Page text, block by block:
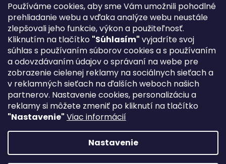
Používáme cookies, aby sme Vám umožnili pohodlné
prehliadanie webu a vďaka analýze webu neustále
zlepšovali jeho funkcie, výkon a použiteľnosť.
Kliknutím na tlačítko "Súhlasím" vyjadríte svoj
súhlas s používaním súborov cookies a s používaním
a odovzdávaním údajov o správaní na webe pre
zobrazenie cielenej reklamy na sociálnych sieťach a
v reklamných sieťach na ďalších weboch našich
partnerov. Nastavenie cookies, personalizáciu a
reklamy si môžete zmeniť po kliknutí na tlačítko
"Nastavenie" Viac informácií
Nastavenie
Vrátenie tovaru - odstúpenie od zmluvy
Ochrana osobných údajov
Súbory cookies
Formuláre na stiahnutie
Reklamačný poriadok
Napíšte nám
Kontakty
Servis